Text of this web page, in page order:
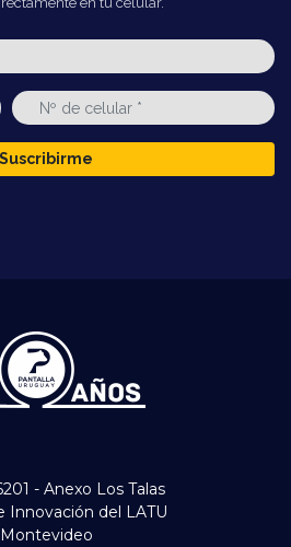
Suscribirme
- Anexo Los Talas
Innovación del LATU
Montevideo